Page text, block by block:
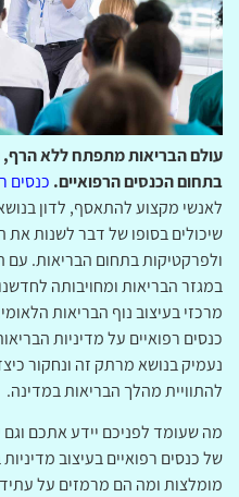
עולם הבריאות מתפתח ללא הרף,
בתחום הכנסים הרפואיים. כנסים
לאנשי מקצוע להתאסף, לדון
שיכולים בסופו של דבר לשנות את
ולפרקטיקות בתחום הבריאות.
במגזר הבריאות ומחויבותה
מרכזי בעיצוב נוף הבריאות
כנסים רפואיים על מדיניות
נעמיק בנושא מרתק זה ונחקור
להתוויית מהלך הבריאות במדינה.
מה שעומד לפניכם יידע אתכם
של כנסים רפואיים בעיצוב
מומלצות ומה הם מרמזים על